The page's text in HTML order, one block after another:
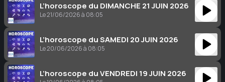
L’horoscope du DIMANCHE 21 JUIN 2026
Le 21/06/2026 à 08:05
L’horoscope du SAMEDI 20 JUIN 2026
Le 20/06/2026 à 08:05
L’horoscope du VENDREDI 19 JUIN 2026